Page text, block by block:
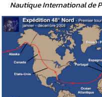
Nautique International de